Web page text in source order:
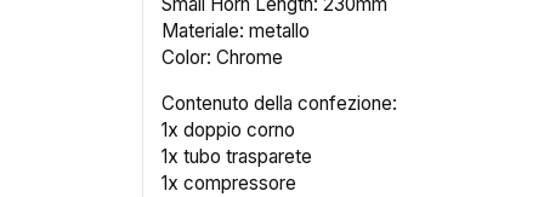
Materiale: metallo
Color: Chrome
Contenuto della confezione:
1x doppio corno
1x tubo trasparete
1x compressore